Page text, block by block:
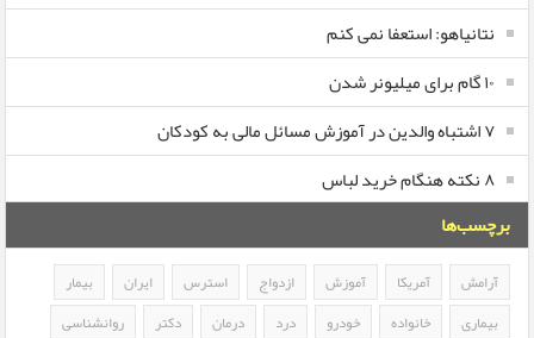
نتانیاهو: استعفا نمی کنم
۱۰ گام برای میلیونر شدن
۷ اشتباه والدین در آموزش مسائل مالی به کودکان
۸ نکته هنگام خرید لباس
برچسب‌ها
آرامش آمریکا آموزش ازدواج استرس ایران
بیمار
بیماری
خانواده خودرو درد درمان دکتر
روانشناسی